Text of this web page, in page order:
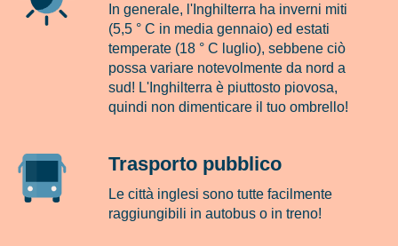
In generale, l'Inghilterra ha inverni miti
(5,5 ° C in media gennaio) ed estati
temperate (18 ° C luglio), sebbene ciò
possa variare notevolmente da nord a
sud! L'Inghilterra è piuttosto piovosa,
quindi non dimenticare il tuo ombrello!
Trasporto pubblico
Le città inglesi sono tutte facilmente
raggiungibili in autobus o in treno!